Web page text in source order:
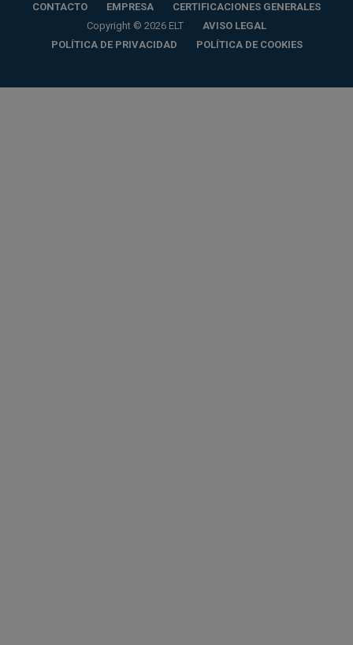
CONTACTO EMPRESA
CERTIFICACIONES GENERALES
Copyright © 2026 ELT
AVISO LEGAL
POLÍTICA DE PRIVACIDAD
POLÍTICA DE COOKIES